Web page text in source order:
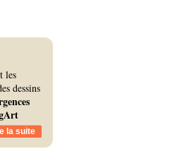
les
dessins
la suite